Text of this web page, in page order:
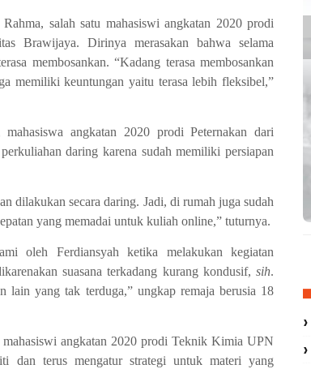
salah satu mahasiswi angkatan 2020 prodi
Brawijaya. Dirinya merasakan bahwa selama
membosankan. “Kadang terasa membosankan
memiliki keuntungan yaitu terasa lebih fleksibel,”
angkatan 2020 prodi Peternakan dari
daring karena sudah memiliki persiapan
dilakukan secara daring. Jadi, di rumah juga sudah
yang memadai untuk kuliah online,” tuturnya.
oleh Ferdiansyah ketika melakukan kegiatan
suasana terkadang kurang kondusif,sih.
lain yang tak terduga,” ungkap remaja berusia 18
angkatan 2020 prodi Teknik Kimia UPN
dan terus mengatur strategi untuk materi yang